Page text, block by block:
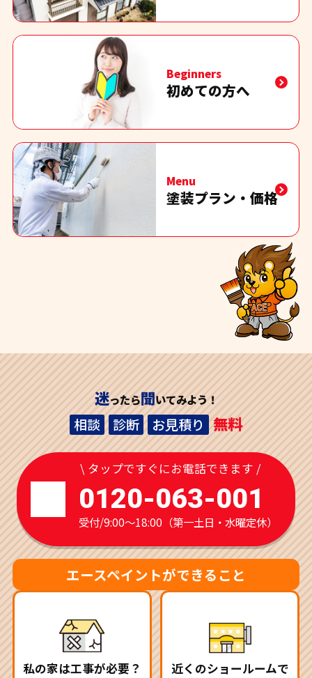
Beginners
初めての方へ
Menu
塗装プラン・価格
迷ったら聞いてみよう！
相談 診断 お見積り 無料
\ タップですぐにお電話できます /
0120-063-001
受付/9:00～18:00（第一土日・水曜定休）
エースペイントができること
私の家は工事が必要？ 近くのショールームで